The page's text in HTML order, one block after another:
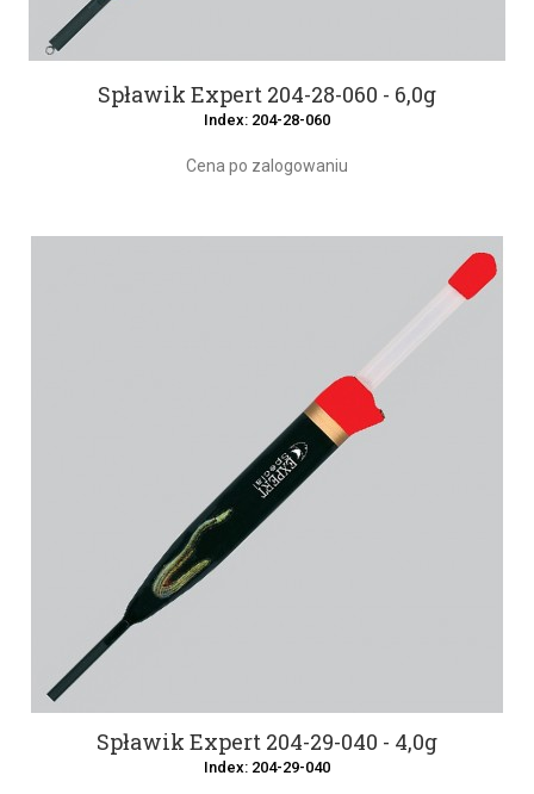
Spławik Expert 204-28-060 - 6,0g
Index: 204-28-060
Cena po zalogowaniu
Spławik Expert 204-29-040 - 4,0g
Index: 204-29-040